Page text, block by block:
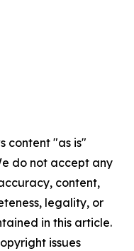
content "as is"
do not accept any
content,
legality, or
in this article.
issues